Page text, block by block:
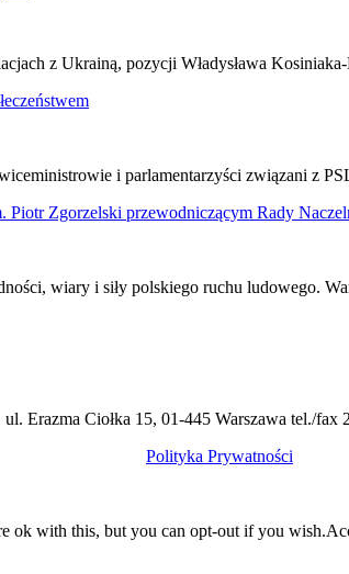
z Ukrainą, pozycji Władysława
i parlamentarzyści związani z
Piotr Zgorzelski przewodniczącym Rady
wiary i siły polskiego ruchu ludowego.
ul. Erazma Ciołka 15, 01-445 Warszawa tel./fax
Polityka Prywatności
ok with this, but you can opt-out if you wish.